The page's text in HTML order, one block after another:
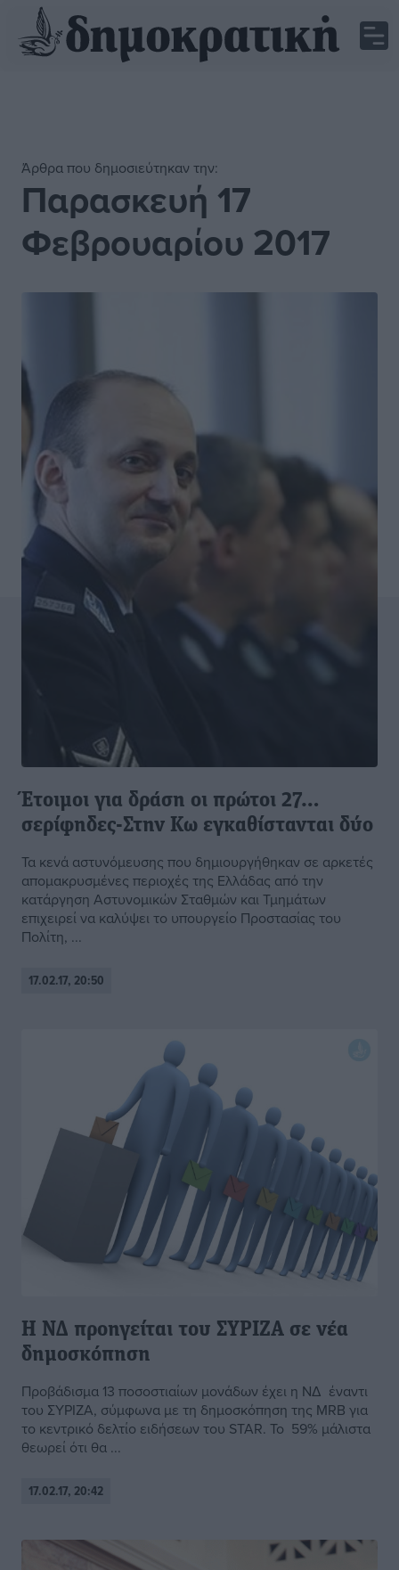
Άρθρα που δημοσιεύτηκαν την:
Παρασκευή 17
Φεβρουαρίου 2017
Έτοιμοι για δράση οι πρώτοι 27…
σερίφηδες-Στην Κω εγκαθίστανται δύο
Τα κενά αστυνόμευσης που δημιουργήθηκαν σε αρκετές
απομακρυσμένες περιοχές της Ελλάδας από την
κατάργηση Αστυνομικών Σταθμών και Τμημάτων
επιχειρεί να καλύψει το υπουργείο Προστασίας του
Πολίτη, ...
17.02.17, 20:50
Η ΝΔ προηγείται του ΣΥΡΙΖΑ σε νέα
δημοσκόπηση
Προβάδισμα 13 ποσοστιαίων μονάδων έχει η ΝΔ έναντι
του ΣΥΡΙΖΑ, σύμφωνα με τη δημοσκόπηση της MRB για
το κεντρικό δελτίο ειδήσεων του STAR. Το 59% μάλιστα
θεωρεί ότι θα ...
17.02.17, 20:42